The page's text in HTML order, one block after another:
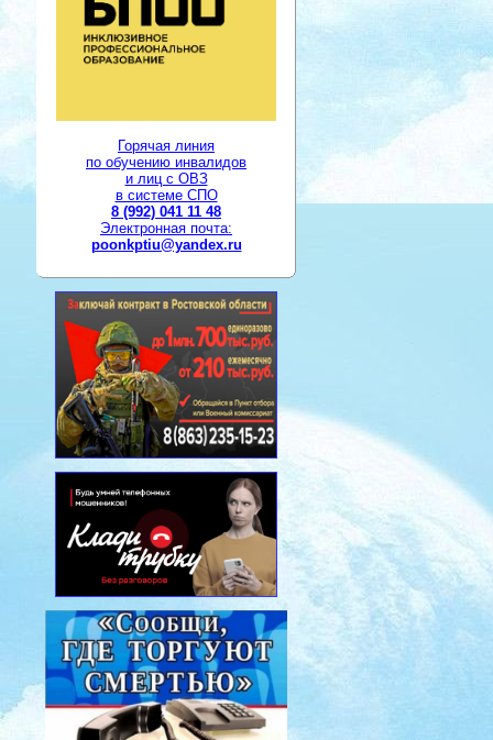
Горячая линия
по обучению инвалидов
и лиц с ОВЗ
в системе СПО
8 (992) 041 11 48
Электронная почта:
poonkptiu@yandex.ru